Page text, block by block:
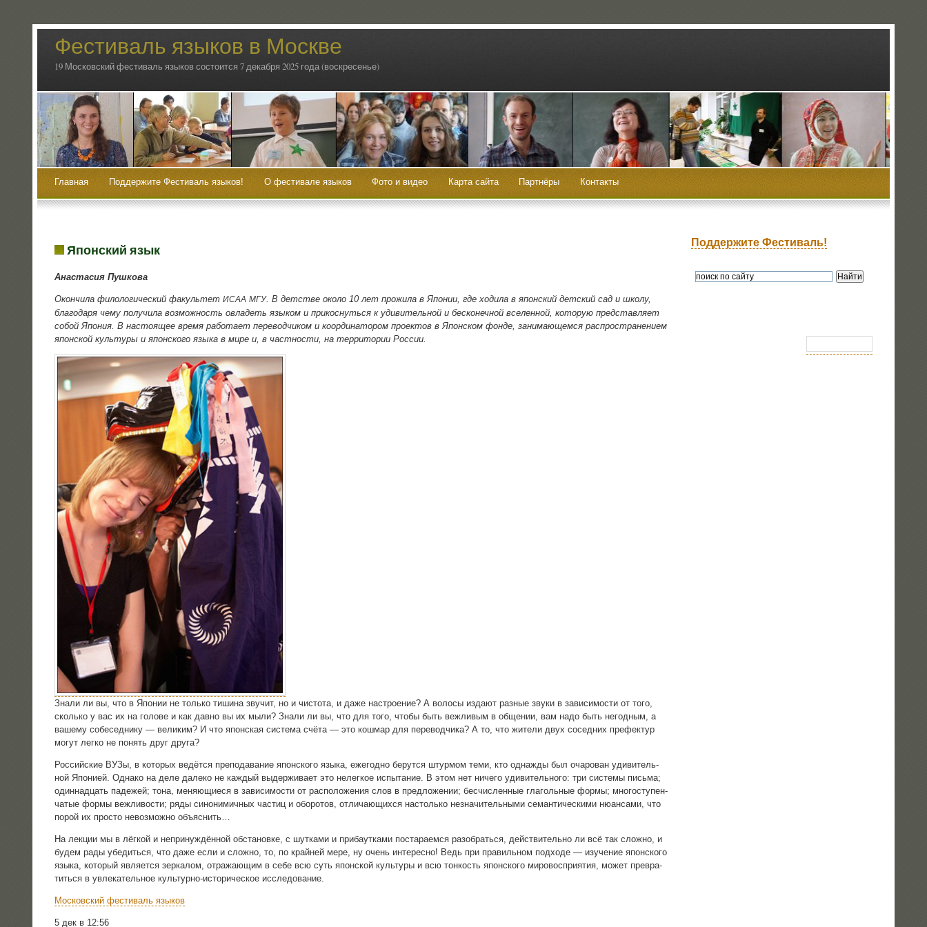
Фестиваль языков в Москве
19 Московский фестиваль языков состоится 7 декабря 2025 года (воскресенье)
Главная Поддержите Фестиваль языков! О фестивале языков Фото и видео Карта сайта Партнёры Контакты
Японский язык
Ана­ста­сия Пушкова
Окон­чи­ла фило­ло­ги­че­ский факуль­тетИСАА МГУ. В дет­стве око­ло 10 лет про­жи­ла в Япо­нии, где ходи­ла в япон­ский дет­ский сад и шко­лу,
бла­го­да­ря чему полу­чи­ла воз­мож­ность овла­деть язы­ком и при­кос­нуть­ся к уди­ви­тель­ной и бес­ко­неч­ной все­лен­ной, кото­рую пред­став­ля­ет
собой Япо­ния. В насто­я­щее вре­мя рабо­та­ет пере­вод­чи­ком и коор­ди­на­то­ром про­ек­тов в Япон­ском фон­де, зани­ма­ю­щем­ся рас­про­стра­не­ни­ем
япон­ской куль­ту­ры и япон­ско­го язы­ка в мире и, в част­но­сти, на тер­ри­то­рии России.
Зна­ли ли вы, что в Япо­нии не толь­ко тиши­на зву­чит, но и чисто­та, и даже настро­е­ние? А воло­сы изда­ют раз­ные зву­ки в зави­си­мо­сти от того,
сколь­ко у вас их на голо­ве и как дав­но вы их мыли? Зна­ли ли вы, что для того, что­бы быть веж­ли­вым в обще­нии, вам надо быть негод­ным, а
ваше­му собе­сед­ни­ку — вели­ким? И что япон­ская систе­ма счё­та — это кош­мар для пере­вод­чи­ка? А то, что жите­ли двух сосед­них пре­фек­тур
могут лег­ко не понять друг друга?
Рос­сий­ские ВУЗы, в кото­рых ведёт­ся пре­по­да­ва­ние япон­ско­го язы­ка, еже­год­но берут­ся штур­мом теми, кто одна­жды был оча­ро­ван уди­ви­тель­
ной Япо­ни­ей. Одна­ко на деле дале­ко не каж­дый выдер­жи­ва­ет это нелег­кое испы­та­ние. В этом нет ниче­го уди­ви­тель­но­го: три систе­мы пись­ма;
один­на­дцать паде­жей; тона, меня­ю­щи­е­ся в зави­си­мо­сти от рас­по­ло­же­ния слов в пред­ло­же­нии; бес­чис­лен­ные гла­голь­ные фор­мы; мно­го­сту­пен­
ча­тые фор­мы веж­ли­во­сти; ряды сино­ни­мич­ных частиц и обо­ро­тов, отли­ча­ю­щих­ся настоль­ко незна­чи­тель­ны­ми семан­ти­че­ски­ми нюан­са­ми, что
порой их про­сто невоз­мож­но объяснить…
На лек­ции мы в лёг­кой и непри­нуж­дён­ной обста­нов­ке, с шут­ка­ми и при­ба­ут­ка­ми поста­ра­ем­ся разо­брать­ся, дей­стви­тель­но ли всё так слож­но, и
будем рады убе­дить­ся, что даже если и слож­но, то, по край­ней мере, ну очень инте­рес­но! Ведь при пра­виль­ном под­хо­де — изу­че­ние япон­ско­го
язы­ка, кото­рый явля­ет­ся зер­ка­лом, отра­жа­ю­щим в себе всю суть япон­ской куль­ту­ры и всю тон­кость япон­ско­го миро­вос­при­я­тия, может пре­вра­
тить­ся в увле­ка­тель­ное куль­тур­но-исто­ри­че­ское исследование.
Мос­ков­ский фести­валь языков
5 дек в 12:56
Поддержите Фестиваль!